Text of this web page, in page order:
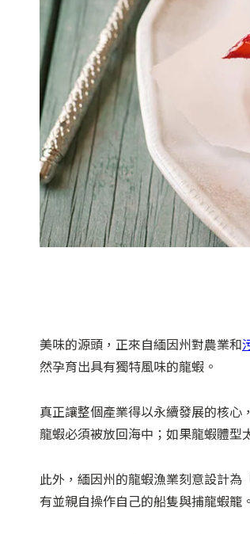
美味的源頭，正來自緬因州對農業和
然孕育出具有獨特風味的龍蝦。
真正讓整個產業得以永續發展的核
龍蝦必須被放回海中；如果龍蝦體型
此外，緬因州的龍蝦漁業刻意設計
有並親自操作自己的船隻與捕龍蝦籠